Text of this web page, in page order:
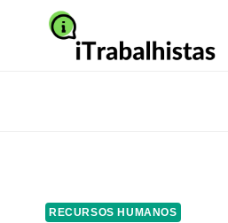
RECURSOS HUMANOS